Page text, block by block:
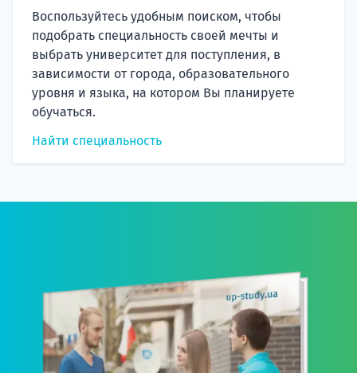
Воспользуйтесь удобным поиском, чтобы
подобрать специальность своей мечты и
выбрать университет для поступления, в
зависимости от города, образовательного
уровня и языка, на котором Вы планируете
обучаться.
Найти специальность